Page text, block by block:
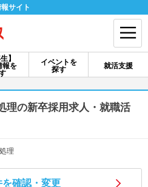
サイト
】
報を
イベントを
探す
就活支援
ログイン
会員ID・パスワードを忘れた方はこちら
会を探す
インターンを探す
理の新卒採用求人・就職活
理
を確認・変更